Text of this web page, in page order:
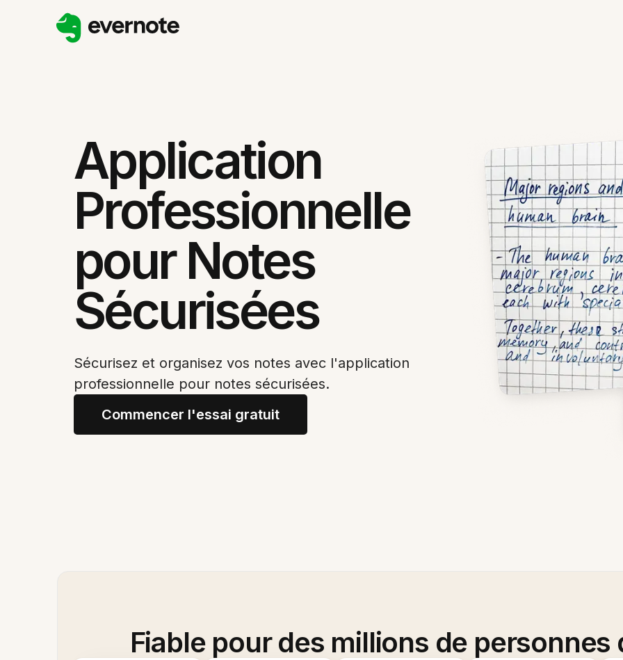
Application
Professionnelle
pour Notes
Sécurisées
Sécurisez et organisez vos notes avec l'application
professionnelle pour notes sécurisées.
Commencer l'essai gratuit
Fiable pour des millions de personnes